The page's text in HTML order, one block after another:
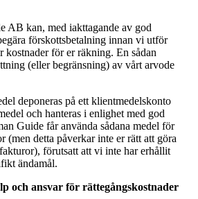
AB kan, med iakttagande av god
förskottsbetalning innan vi utför
kostnader för er räkning. En sådan
(eller begränsning) av vårt arvode
deponeras på ett klientmedelskonto
och hanteras i enlighet med god
Guide får använda sådana medel för
(men detta påverkar inte er rätt att göra
förutsatt att vi inte har erhållit
ändamål.
och ansvar för rättegångskostnader